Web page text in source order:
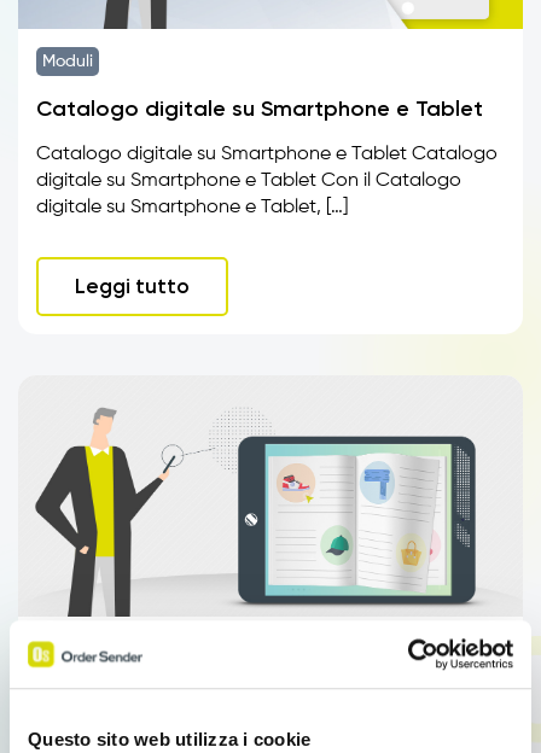
Questo sito web utilizza i cookie
Moduli
Catalogo digitale su Smartphone e Tablet
Catalogo digitale su Smartphone e Tablet Catalogo
digitale su Smartphone e Tablet Con il Catalogo
digitale su Smartphone e Tablet, […]
Leggi tutto
Moduli
Catalogo prodotti digitale: vendi in mobilità
Catalogo prodotti digitale: vendi in mobilità